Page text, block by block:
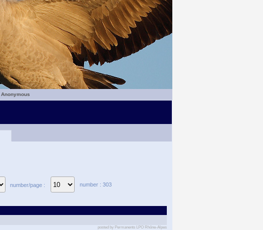
number/page : number : 303
posted by Permanents LPO Rhône-Alpes